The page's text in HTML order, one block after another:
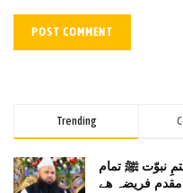
Trending
نبوّت ﷺ تمام
فریضہ ھے